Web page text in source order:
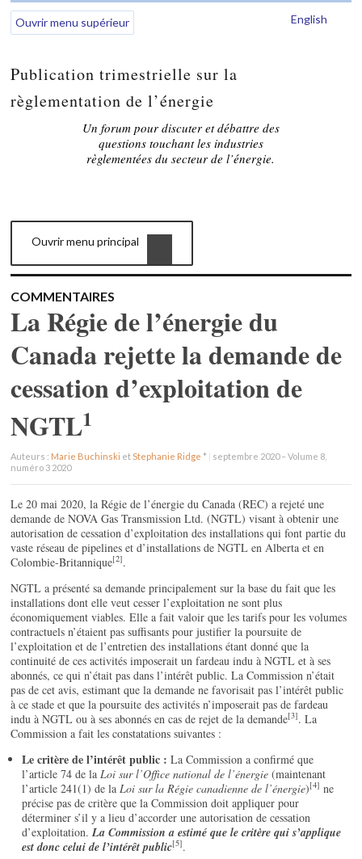
English
Ouvrir menu supérieur
Publication trimestrielle sur la
règlementation de l’énergie
Un forum pour discuter et débattre des
questions touchant les industries
règlementées du secteur de l’énergie.
Ouvrir menu principal
COMMENTAIRES
La Régie de l’énergie du
Canada rejette la demande de
cessation d’exploitation de
NGTL1
Auteurs : Marie Buchinski et Stephanie Ridge * | septembre 2020 – Volume 8,
numéro 3 2020
Le 20 mai 2020, la Régie de l’énergie du Canada (REC) a rejeté une
demande de NOVA Gas Transmission Ltd. (NGTL) visant à obtenir une
autorisation de cessation d’exploitation des installations qui font partie du
vaste réseau de pipelines et d’installations de NGTL en Alberta et en
Colombie-Britannique[2].
NGTL a présenté sa demande principalement sur la base du fait que les
installations dont elle veut cesser l’exploitation ne sont plus
économiquement viables. Elle a fait valoir que les tarifs pour les volumes
contractuels n’étaient pas suffisants pour justifier la poursuite de
l’exploitation et de l’entretien des installations étant donné que la
continuité de ces activités imposerait un fardeau indu à NGTL et à ses
abonnés, ce qui n’était pas dans l’intérêt public. La Commission n’était
pas de cet avis, estimant que la demande ne favorisait pas l’intérêt public
à ce stade et que la poursuite des activités n’imposerait pas de fardeau
indu à NGTL ou à ses abonnés en cas de rejet de la demande[3]. La
Commission a fait les constatations suivantes :
Le critère de l’intérêt public :La Commission a confirmé que
l’article 74 de la Loi sur l’Office national de l’énergie(maintenant
l’article 241(1) de la Loi sur la Régie canadienne de l’énergie)[4] ne
précise pas de critère que la Commission doit appliquer pour
déterminer s’il y a lieu d’accorder une autorisation de cessation
d’exploitation.La Commission a estimé que le critère qui s’applique
est donc celui de l’intérêt public[5].